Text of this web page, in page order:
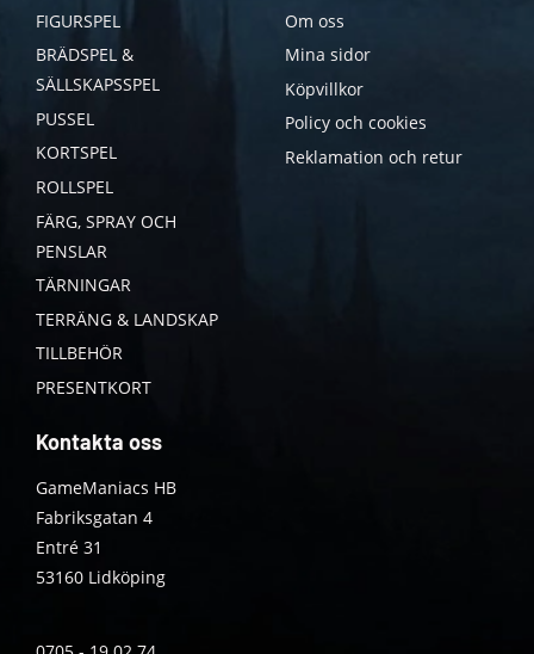
FIGURSPEL
BRÄDSPEL &
SÄLLSKAPSSPEL
PUSSEL
KORTSPEL
ROLLSPEL
FÄRG, SPRAY OCH
PENSLAR
TÄRNINGAR
TERRÄNG & LANDSKAP
TILLBEHÖR
PRESENTKORT
Om oss
Mina sidor
Köpvillkor
Policy och cookies
Reklamation och retur
Kontakta oss
GameManiacs HB
Fabriksgatan 4
Entré 31
53160 Lidköping